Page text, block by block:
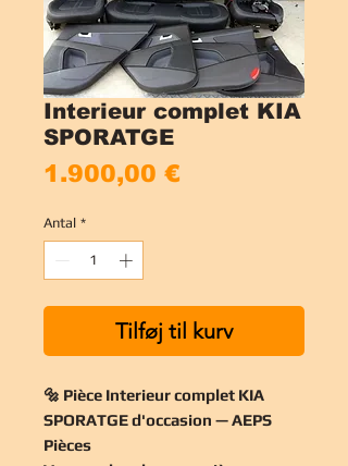
Interieur complet KIA
SPORATGE
1.900,00 €
Antal *
Tilføj til kurv
🔩 Pièce Interieur complet KIA
SPORATGE d'occasion — AEPS
Pièces